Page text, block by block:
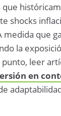
que
shocks
medida que
la
leer
en